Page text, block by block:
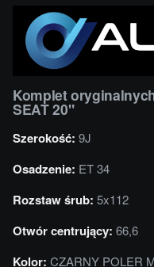
Komplet
SEAT 20"
Szerokość: 9J
Osadzenie: ET 34
Rozstaw śrub: 5x112
Otwór centrujący: 66,6
Kolor: CZARNY POLER